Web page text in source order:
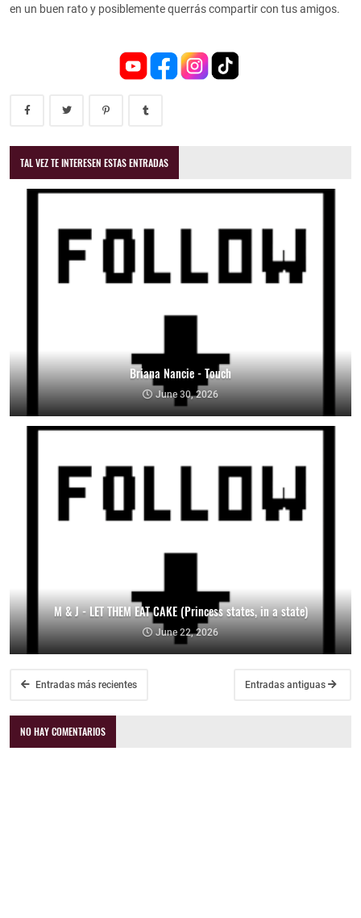
en un buen rato y posiblemente querrás compartir con tus amigos.
TAL VEZ TE INTERESEN ESTAS ENTRADAS
Briana Nancie - Touch
June 30, 2026
M & J - LET THEM EAT CAKE (Princess states, in a state)
June 22, 2026
Entradas más recientes Entradas antiguas
NO HAY COMENTARIOS